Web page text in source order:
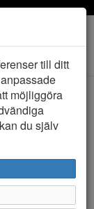
till ditt
möjliggöra
du själv